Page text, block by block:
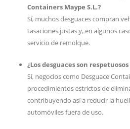
Containers Maype S.L.?
Sí, muchos desguaces compran
tasaciones justas y, en algunos
servicio de remolque.
¿Los desguaces son
Sí, negocios como Desguace
procedimientos estrictos de
contribuyendo así a reducir la
automóviles fuera de uso.